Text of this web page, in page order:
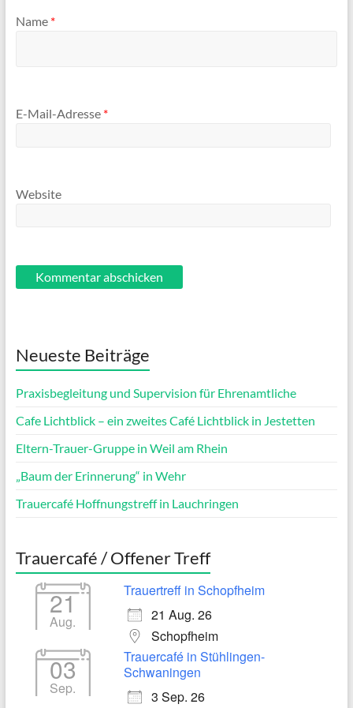
Name *
E-Mail-Adresse *
Website
Neueste Beiträge
Praxisbegleitung und Supervision für Ehrenamtliche
Cafe Lichtblick – ein zweites Café Lichtblick in Jestetten
Eltern-Trauer-Gruppe in Weil am Rhein
„Baum der Erinnerung“ in Wehr
Trauercafé Hoffnungstreff in Lauchringen
Trauercafé / Offener Treff
21
Aug.
Trauertreff in Schopfheim
21 Aug. 26
Schopfheim
03
Sep.
Trauercafé in Stühlingen-
Schwaningen
3 Sep. 26